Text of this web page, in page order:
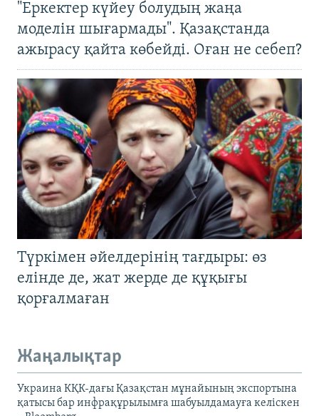
"Еркектер күйеу болудың жаңа
моделін шығармады". Қазақстанда
ажырасу қайта көбейді. Оған не себеп?
Түркімен әйелдерінің тағдыры: өз
елінде де, жат жерде де құқығы
қорғалмаған
Жаңалықтар
Украина КҚК-дағы Қазақстан мұнайының экспортына
қатысы бар инфрақұрылымға шабуылдамауға келіскен